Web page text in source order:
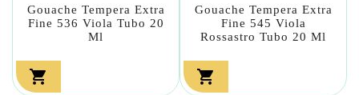
Gouache Tempera Extra
Fine 536 Viola Tubo 20
Ml

Gouache Tempera Extra
Fine 545 Viola
Rossastro Tubo 20 Ml
